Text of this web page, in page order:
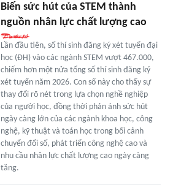
Biến sức hút của STEM thành
nguồn nhân lực chất lượng cao
Lần đầu tiên, số thí sinh đăng ký xét tuyển đại
học (ĐH) vào các ngành STEM vượt 467.000,
chiếm hơn một nửa tổng số thí sinh đăng ký
xét tuyển năm 2026. Con số này cho thấy sự
thay đổi rõ nét trong lựa chọn nghề nghiệp
của người học, đồng thời phản ánh sức hút
ngày càng lớn của các ngành khoa học, công
nghệ, kỹ thuật và toán học trong bối cảnh
chuyển đổi số, phát triển công nghệ cao và
nhu cầu nhân lực chất lượng cao ngày càng
tăng.